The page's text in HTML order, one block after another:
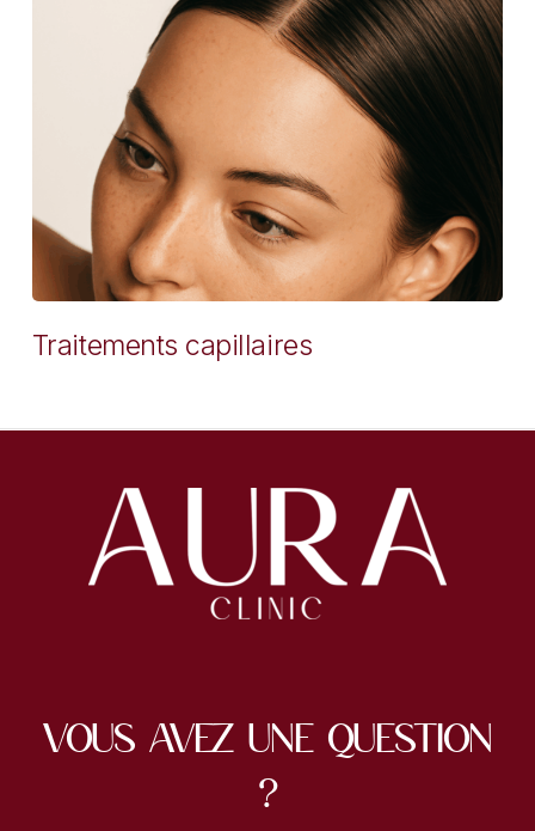
Traitements capillaires
Vous avez une question
?